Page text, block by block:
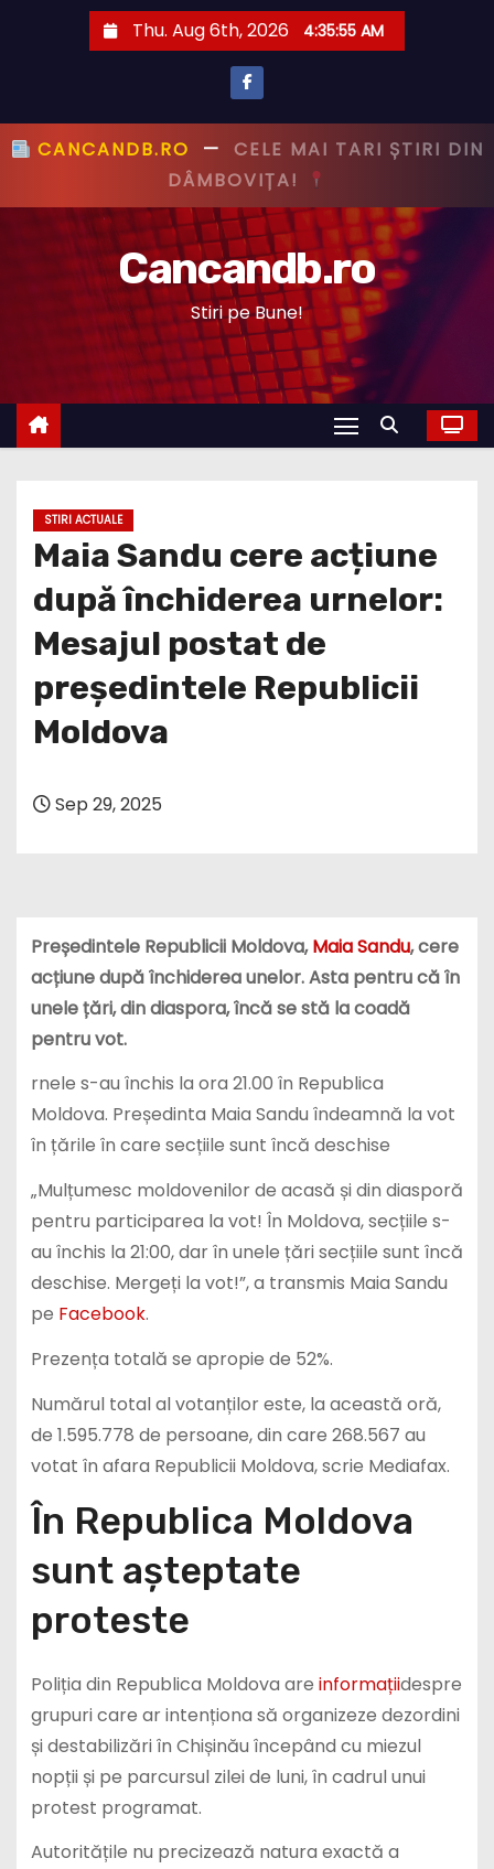
Thu. Aug 6th, 2026 4:35:56 AM
CANCANDB.RO—PRIMUL CU ȘTIREA,
PRIMUL CU ADEVĂRUL!
Cancandb.ro
Stiri pe Bune!
STIRI ACTUALE
Maia Sandu cere acțiune
după închiderea urnelor:
Mesajul postat de
președintele Republicii
Moldova
Sep 29, 2025
Președintele Republicii Moldova,Maia Sandu, cere
acțiune după închiderea unelor. Asta pentru că în
unele țări, din diaspora, încă se stă la coadă
pentru vot.
rnele s-au închis la ora 21.00 în Republica
Moldova. Președinta Maia Sandu îndeamnă la vot
în țările în care secțiile sunt încă deschise
„Mulțumesc moldovenilor de acasă și din diasporă
pentru participarea la vot! În Moldova, secțiile s-
au închis la 21:00, dar în unele țări secțiile sunt încă
deschise. Mergeți la vot!”, a transmis Maia Sandu
pe Facebook.
Prezența totală se apropie de 52%.
Numărul total al votanților este, la această oră,
de 1.595.778 de persoane, din care 268.567 au
votat în afara Republicii Moldova, scrie Mediafax.
În Republica Moldova
sunt așteptate
proteste
Poliția din Republica Moldova are informațiidespre
grupuri care ar intenționa să organizeze dezordini
și destabilizări în Chișinău începând cu miezul
nopții și pe parcursul zilei de luni, în cadrul unui
protest programat.
Autoritățile nu precizează natura exactă a